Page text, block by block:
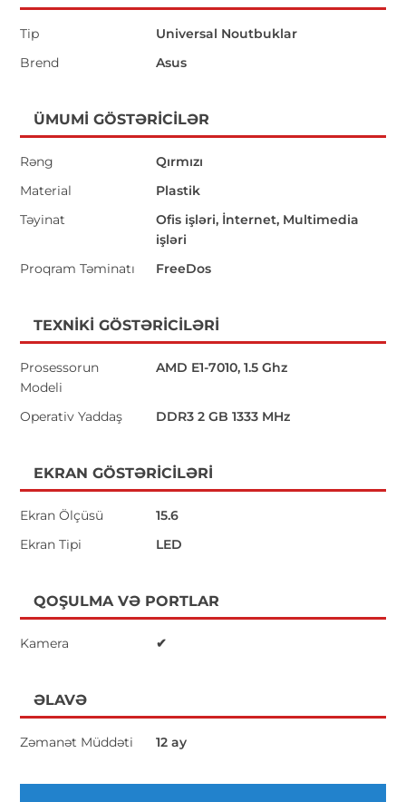
Tip
Universal Noutbuklar
Brend
Asus
ÜMUMI GÖSTƏRICILƏR
Rəng
Qırmızı
Material
Plastik
Təyinat
Ofis işləri, İnternet, Multimedia
işləri
Proqram Təminatı
FreeDos
TEXNIKI GÖSTƏRICILƏRI
Prosessorun
Modeli
AMD E1-7010, 1.5 Ghz
Operativ Yaddaş DDR3 2 GB 1333 MHz
EKRAN GÖSTƏRICILƏRI
Ekran Ölçüsü
15.6
Ekran Tipi
LED
QOŞULMA VƏ PORTLAR
Kamera ✔
ƏLAVƏ
Zəmanət Müddəti 12 ay